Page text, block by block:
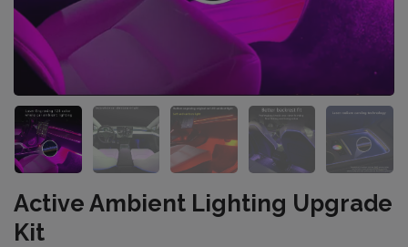
Active Ambient Lighting Upgrade
Kit